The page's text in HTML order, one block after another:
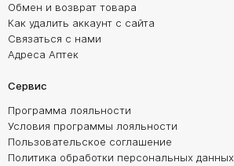
Обмен и возврат товара
Как удалить аккаунт с сайта
Связаться с нами
Адреса Аптек
Сервис
Программа лояльности
Условия программы лояльности
Пользовательское соглашение
Политика обработки персональных данных